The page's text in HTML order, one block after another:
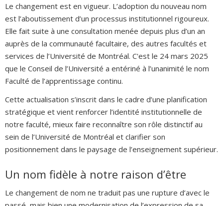
Le changement est en vigueur. L’adoption du nouveau nom
est l’aboutissement d’un processus institutionnel rigoureux.
Elle fait suite à une consultation menée depuis plus d’un an
auprès de la communauté facultaire, des autres facultés et
services de l’Université de Montréal. C'est le 24 mars 2025
que le Conseil de l’Université a entériné à l’unanimité le nom
Faculté de l’apprentissage continu.
Cette actualisation s’inscrit dans le cadre d’une planification
stratégique et vient renforcer l’identité institutionnelle de
notre faculté, mieux faire reconnaître son rôle distinctif au
sein de l’Université de Montréal et clarifier son
positionnement dans le paysage de l’enseignement supérieur.
Un nom fidèle à notre raison d’être
Le changement de nom ne traduit pas une rupture d’avec le